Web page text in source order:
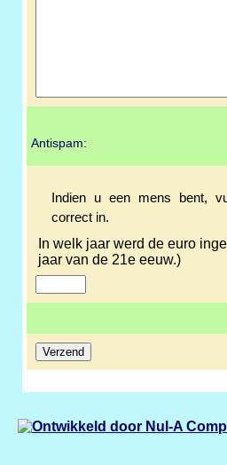
Antispam:
Indien u een mens bent,
correct in.
In welk jaar werd de euro
jaar van de 21e eeuw.)